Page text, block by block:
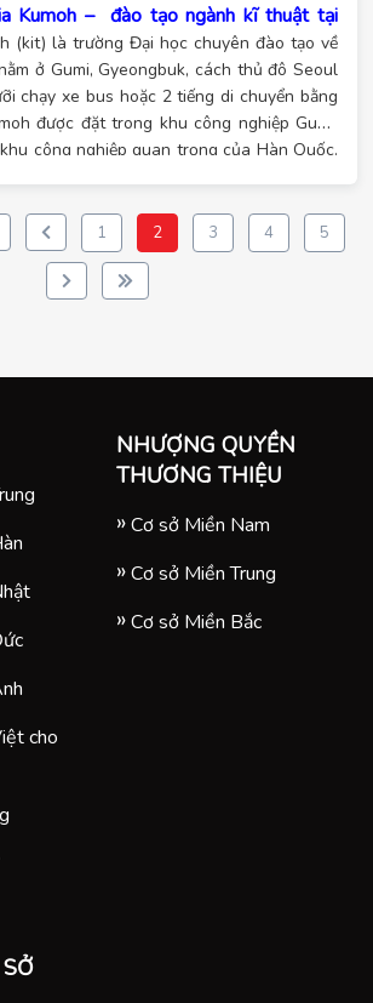
Kumoh – đào tạo ngành kĩ thuật tại
(kit) là trường Đại học chuyên đào tạo về
ở Gumi, Gyeongbuk, cách thủ đô Seoul
chạy xe bus hoặc 2 tiếng di chuyển bằng
được đặt trong khu công nghiệp Gumi,
công nghiệp quan trọng của Hàn Quốc.
1 2 3 4 5
cho
NHƯỢNG QUYỀN
THƯƠNG THIỆU
Cơ sở Miền Nam
Cơ sở Miền Trung
Cơ sở Miền Bắc